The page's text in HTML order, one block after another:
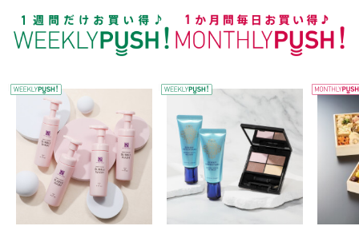
WEEKLY PUSH